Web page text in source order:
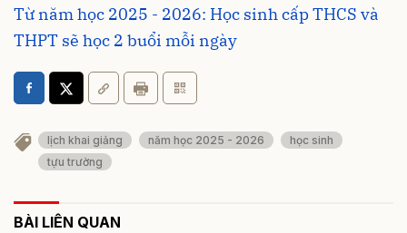
Từ năm học 2025 - 2026: Học sinh cấp THCS và
THPT sẽ học 2 buổi mỗi ngày
lịch khai giảng năm học 2025 - 2026
học sinh
tựu trường
BÀI LIÊN QUAN